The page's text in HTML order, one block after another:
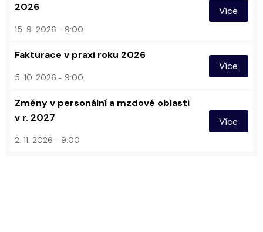
2026
15. 9. 2026 9:00
Více
Fakturace v praxi roku 2026
5. 10. 2026 9:00
Více
Změny v personální a mzdové oblasti
v r. 2027
2. 11. 2026 9:00
Více